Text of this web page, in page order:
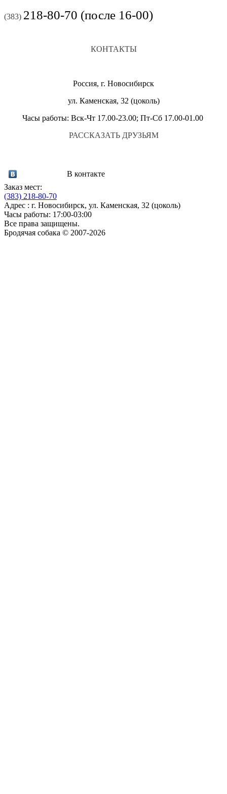
(383) 218-80-70 (после 16-00)
КОНТАКТЫ
Россия, г. Новосибирск
ул. Каменская, 32 (цоколь)
Часы работы: Вск-Чт 17.00-23.00; Пт-Сб 17.00-01.00
РАССКАЗАТЬ ДРУЗЬЯМ
В контакте
Заказ мест:
(383) 218-80-70
Адрес : г. Новосибирск, ул. Каменская, 32 (цоколь)
Часы работы: 17:00-03:00
Все права защищены.
Бродячая собака © 2007-2026